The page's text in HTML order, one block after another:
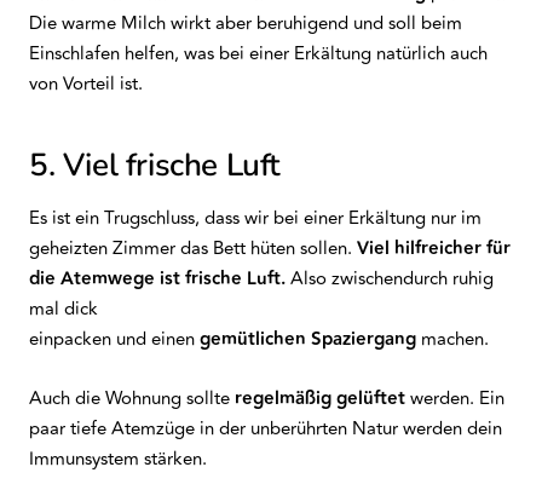
Die warme Milch wirkt aber beruhigend und soll beim
Einschlafen helfen, was bei einer Erkältung natürlich auch
von Vorteil ist.
5. Viel frische Luft
Es ist ein Trugschluss, dass wir bei einer Erkältung nur im
geheizten Zimmer das Bett hüten sollen. Viel hilfreicher für
die Atemwege ist frische Luft.Also zwischendurch ruhig
mal dick
einpacken und einengemütlichen Spaziergang machen.
Auch die Wohnung sollte regelmäßiggelüftetwerden. Ein
paar tiefe Atemzüge in der unberührten Natur werden dein
Immunsystem stärken.